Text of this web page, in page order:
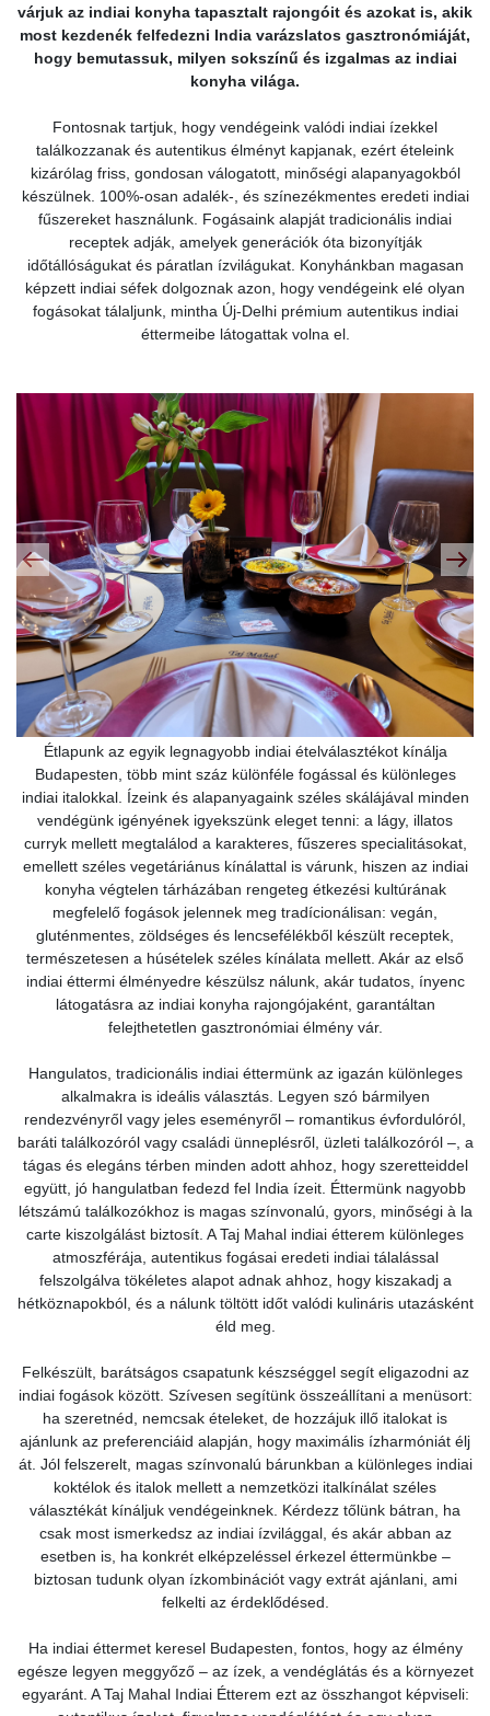
várjuk az indiai konyha tapasztalt rajongóit és azokat is, akik
most kezdenék felfedezni India varázslatos gasztronómiáját,
hogy bemutassuk, milyen sokszínű és izgalmas az indiai
konyha világa.
Fontosnak tartjuk, hogy vendégeink valódi indiai ízekkel
találkozzanak és autentikus élményt kapjanak, ezért ételeink
kizárólag friss, gondosan válogatott, minőségi alapanyagokból
készülnek. 100%-osan adalék-, és színezékmentes eredeti indiai
fűszereket használunk. Fogásaink alapját tradicionális indiai
receptek adják, amelyek generációk óta bizonyítják
időtállóságukat és páratlan ízvilágukat. Konyhánkban magasan
képzett indiai séfek dolgoznak azon, hogy vendégeink elé olyan
fogásokat tálaljunk, mintha Új-Delhi prémium autentikus indiai
éttermeibe látogattak volna el.
Étlapunk az egyik legnagyobb indiai ételválasztékot kínálja
Budapesten, több mint száz különféle fogással és különleges
indiai italokkal. Ízeink és alapanyagaink széles skálájával minden
vendégünk igényének igyekszünk eleget tenni: a lágy, illatos
curryk mellett megtalálod a karakteres, fűszeres specialitásokat,
emellett széles vegetáriánus kínálattal is várunk, hiszen az indiai
konyha végtelen tárházában rengeteg étkezési kultúrának
megfelelő fogások jelennek meg tradícionálisan: vegán,
gluténmentes, zöldséges és lencsefélékből készült receptek,
természetesen a húsételek széles kínálata mellett. Akár az első
indiai éttermi élményedre készülsz nálunk, akár tudatos, ínyenc
látogatásra az indiai konyha rajongójaként, garantáltan
felejthetetlen gasztronómiai élmény vár.
Hangulatos, tradicionális indiai éttermünk az igazán különleges
alkalmakra is ideális választás. Legyen szó bármilyen
rendezvényről vagy jeles eseményről – romantikus évfordulóról,
baráti találkozóról vagy családi ünneplésről, üzleti találkozóról –, a
tágas és elegáns térben minden adott ahhoz, hogy szeretteiddel
együtt, jó hangulatban fedezd fel India ízeit. Éttermünk nagyobb
létszámú találkozókhoz is magas színvonalú, gyors, minőségi à la
carte kiszolgálást biztosít. A Taj Mahal indiai étterem különleges
atmoszférája, autentikus fogásai eredeti indiai tálalással
felszolgálva tökéletes alapot adnak ahhoz, hogy kiszakadj a
hétköznapokból, és a nálunk töltött időt valódi kulináris utazásként
éld meg.
Felkészült, barátságos csapatunk készséggel segít eligazodni az
indiai fogások között. Szívesen segítünk összeállítani a menüsort:
ha szeretnéd, nemcsak ételeket, de hozzájuk illő italokat is
ajánlunk az preferenciáid alapján, hogy maximális ízharmóniát élj
át. Jól felszerelt, magas színvonalú bárunkban a különleges indiai
koktélok és italok mellett a nemzetközi italkínálat széles
választékát kínáljuk vendégeinknek. Kérdezz tőlünk bátran, ha
csak most ismerkedsz az indiai ízvilággal, és akár abban az
esetben is, ha konkrét elképzeléssel érkezel éttermünkbe –
biztosan tudunk olyan ízkombinációt vagy extrát ajánlani, ami
felkelti az érdeklődésed.
Ha indiai éttermet keresel Budapesten, fontos, hogy az élmény
egésze legyen meggyőző – az ízek, a vendéglátás és a környezet
egyaránt. A Taj Mahal Indiai Étterem ezt az összhangot képviseli: